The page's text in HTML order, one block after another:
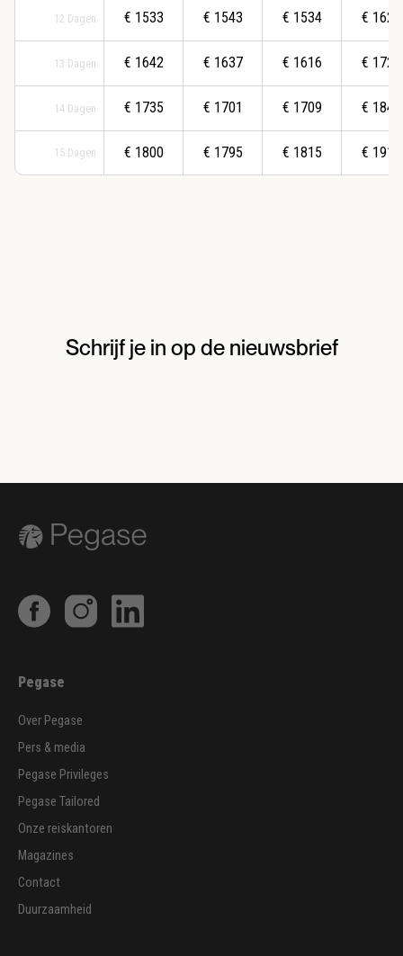
12 Dagen
13 Dagen
14 Dagen
15 Dagen
€ 1533
€ 1642
€ 1735
€ 1800
€ 1543
€ 1637
€ 1701
€ 1795
€ 1534
€ 1616
€ 1709
€ 1815
€ 1628
€ 1722
€ 1848
€ 1914
Schrijf je in op de nieuwsbrief
Pegase
Over Pegase
Pers & media
Pegase Privileges
Pegase Tailored
Onze reiskantoren
Magazines
Contact
Duurzaamheid